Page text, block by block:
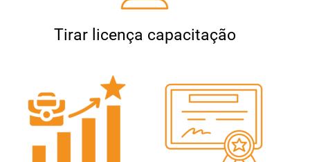
Tirar licença capacitação